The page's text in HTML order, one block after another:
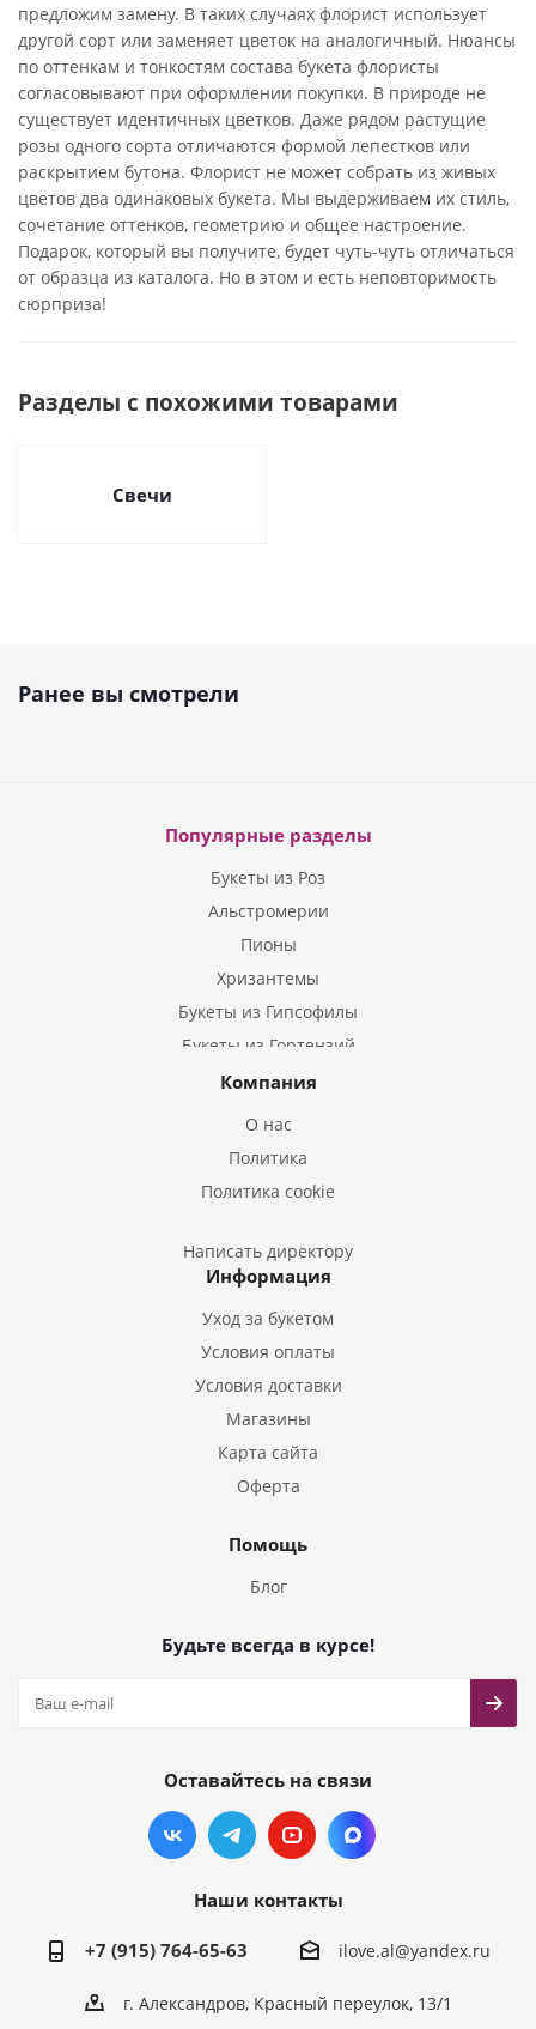
предложим замену. В таких случаях флорист использует
другой сорт или заменяет цветок на аналогичный. Нюансы
по оттенкам и тонкостям состава букета флористы
согласовывают при оформлении покупки. В природе не
существует идентичных цветков. Даже рядом растущие
розы одного сорта отличаются формой лепестков или
раскрытием бутона. Флорист не может собрать из живых
цветов два одинаковых букета. Мы выдерживаем их стиль,
сочетание оттенков, геометрию и общее настроение.
Подарок, который вы получите, будет чуть-чуть отличаться
от образца из каталога. Но в этом и есть неповторимость
сюрприза!
Разделы с похожими товарами
Свечи
Ранее вы смотрели
Популярные разделы
Букеты из Роз
Альстромерии
Пионы
Хризантемы
Букеты из Гипсофилы
Букеты из Гортензий
Букеты из Ирисов
Букеты из Эустом
Букеты из Гладиолусов
Букеты из Тюльпанов
Компания
О нас
Политика
Политика cookie
Написать директору
Информация
Уход за букетом
Условия оплаты
Условия доставки
Магазины
Карта сайта
Оферта
Помощь
Блог
Будьте всегда в курсе!
Оставайтесь на связи
Наши контакты
+7 (915) 764-65-63 ilove.al@yandex.ru
г. Александров, Красный переулок, 13/1